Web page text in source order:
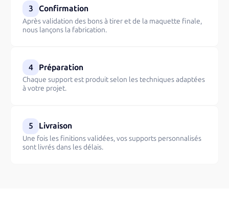
3 Confirmation
Après validation des bons à tirer et de la maquette finale,
nous lançons la fabrication.
4 Préparation
Chaque support est produit selon les techniques adaptées
à votre projet.
5 Livraison
Une fois les finitions validées, vos supports personnalisés
sont livrés dans les délais.